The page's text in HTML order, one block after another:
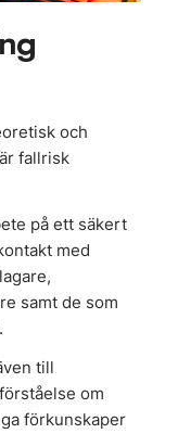
och
fallrisk
på ett säkert
med
samt de som
till
om
förkunskaper